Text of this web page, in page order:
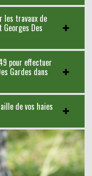
les travaux de
Des
pour effectuer
Gardes dans
de vos haies